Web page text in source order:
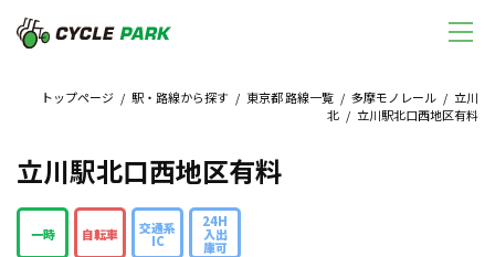
トップページ / 駅・路線から探す / 東京都 路線一覧 / 多摩モノレール / 立川
北 / 立川駅北口西地区有料
立川駅北口西地区有料
一時 自転車 交通系
IC
24H
入出
庫可